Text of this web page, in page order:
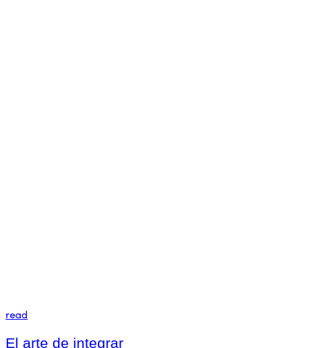
read
El arte de integrar